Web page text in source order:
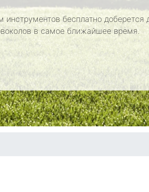
бесплатно доберется
в самое ближайшее время.